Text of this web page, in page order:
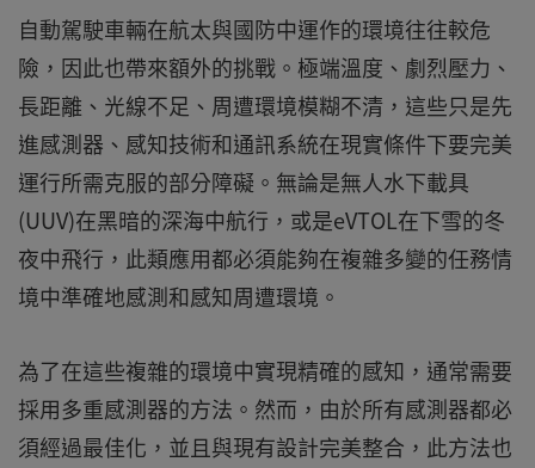
自動駕駛車輛在航太與國防中運作的環境往往較危
險，因此也帶來額外的挑戰。極端溫度、劇烈壓力、
長距離、光線不足、周遭環境模糊不清，這些只是先
進感測器、感知技術和通訊系統在現實條件下要完美
運行所需克服的部分障礙。無論是無人水下載具
(UUV)在黑暗的深海中航行，或是eVTOL在下雪的冬
夜中飛行，此類應用都必須能夠在複雜多變的任務情
境中準確地感測和感知周遭環境。
為了在這些複雜的環境中實現精確的感知，通常需要
採用多重感測器的方法。然而，由於所有感測器都必
須經過最佳化，並且與現有設計完美整合，此方法也